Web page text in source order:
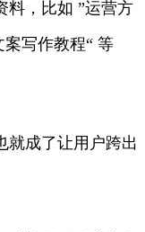
料，比如 ”运营方
案写作教程“ 等
就成了让用户跨出